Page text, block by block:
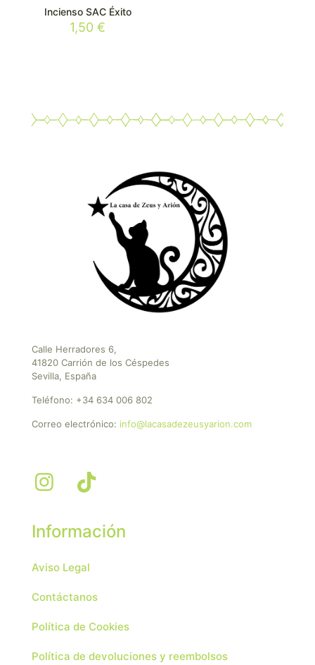
Incienso SAC Éxito
1,50€
Calle Herradores 6,
41820 Carrión de los Céspedes
Sevilla, España
Teléfono: +34 634 006 802
Correo electrónico: info@lacasadezeusyarion.com
Información
Aviso Legal
Contáctanos
Política de Cookies
Política de devoluciones y reembolsos